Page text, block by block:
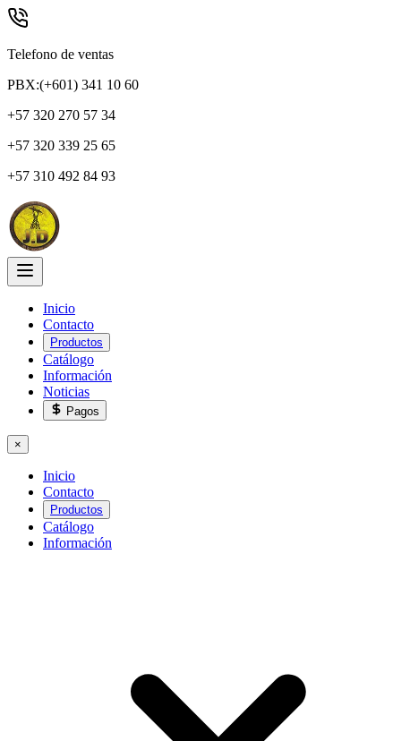
Telefono de ventas
PBX:(+601) 341 10 60
+57 320 270 57 34
+57 320 339 25 65
+57 310 492 84 93
Inicio
Contacto
Productos
Catálogo
Información
Noticias
Pagos
×
Inicio
Contacto
Productos
Catálogo
Información